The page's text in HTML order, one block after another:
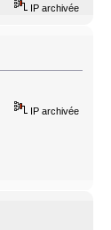
IP archivée
IP archivée